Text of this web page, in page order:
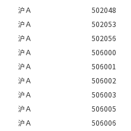
沪Ａ
502048
沪Ａ
502053
沪Ａ
502056
沪Ａ
506000
沪Ａ
506001
沪Ａ
506002
沪Ａ
506003
沪Ａ
506005
沪Ａ
506006